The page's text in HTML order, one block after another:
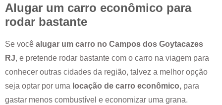
Alugar um carro econômico para
rodar bastante
Se você alugar um carro no Campos dos Goytacazes
RJ, e pretende rodar bastante com o carro na viagem para
conhecer outras cidades da região, talvez a melhor opção
seja optar por uma locação de carro econômico, para
gastar menos combustível e economizar uma grana.